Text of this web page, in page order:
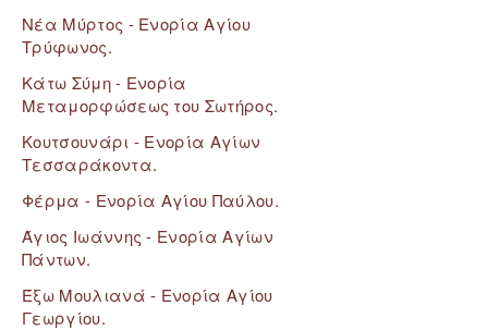
Νέα Μύρτος - Ενορία Αγίου
Τρύφωνος.
Κάτω Σύμη - Ενορία
Μεταμορφώσεως του Σωτήρος.
Κουτσουνάρι - Ενορία Αγίων
Τεσσαράκοντα.
Φέρμα - Ενορία Αγίου Παύλου.
Άγιος Ιωάννης - Ενορία Αγίων
Πάντων.
Έξω Μουλιανά - Ενορία Αγίου
Γεωργίου.